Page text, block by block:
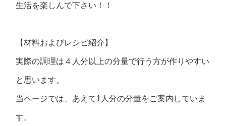
生活を楽しんで下さい！！
【材料およびレシピ紹介】
実際の調理は４人分以上の分量で行う方が作りやすい
と思います。
当ページでは、あえて1人分の分量をご案内していま
す。